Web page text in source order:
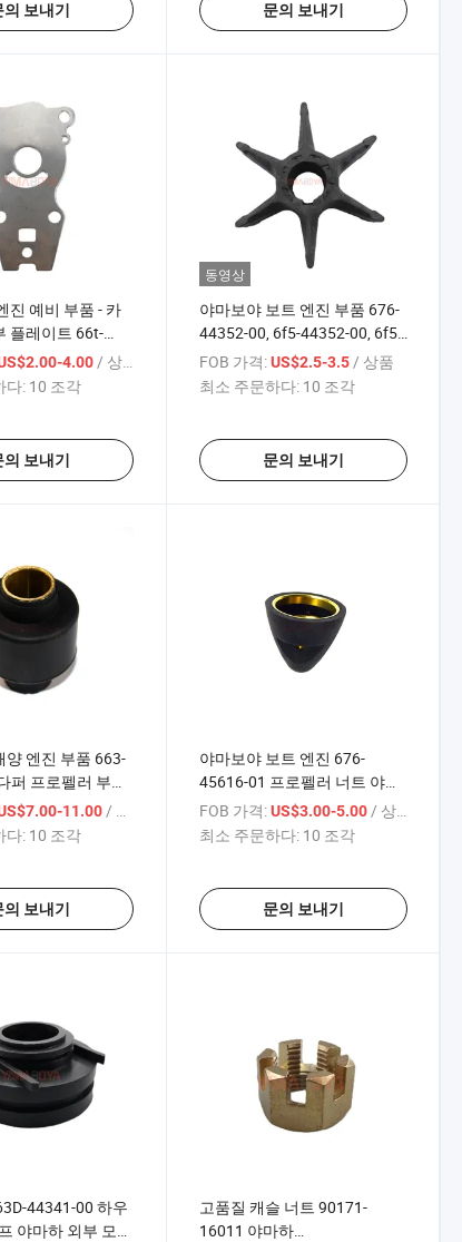
의 보내기 문의 보내기
진 예비 부품 - 카
플레이트 66t-
30/40HP 2/4-
하
4.00 / 상품
다: 10 조각
의 보내기
동영상
야마보야 보트 엔진 부품 676-
44352-00, 6f5-44352-00, 6f5-
44352-02 야마하 해양 엔진용
수조 펌프 임펠러 40HP
FOB 가격: US$2.5-3.5 / 상품
최소 주문하다: 10 조각
문의 보내기
양 엔진 부품 663-
퍼 프로펠러 부시
엔진용
66345981
11.00 / 상품
다: 10 조각
의 보내기
야마보야 보트 엔진 676-
45616-01 프로펠러 너트 야마
하 외부 모터 부품 40HP
67645616
FOB 가격: US$3.00-5.00 / 상품
최소 주문하다: 10 조각
문의 보내기
44341-00 하우
야마하 외부 모터
고품질 캐슬 너트 90171-
16011 야마하